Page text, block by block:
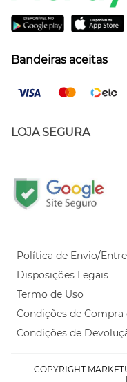
Bandeiras aceitas
LOJA SEGURA
Política de Envio/
Disposições Legais
Termo de Uso
Condições de Compra
Condições de
COPYRIGHT